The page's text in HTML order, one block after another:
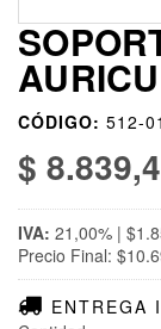
CÓDIGO: 512-
$
IVA: 21,00% |
Precio Final:
ENTREGA